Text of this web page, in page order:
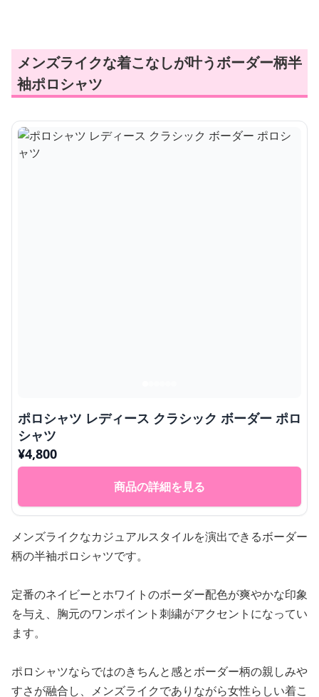
メンズライクな着こなしが叶うボーダー柄半
袖ポロシャツ
ポロシャツ レディース クラシック ボーダー ポロ
シャツ
¥4,800
商品の詳細を見る
メンズライクなカジュアルスタイルを演出できるボーダー
柄の半袖ポロシャツです。
定番のネイビーとホワイトのボーダー配色が爽やかな印象
を与え、胸元のワンポイント刺繍がアクセントになってい
ます。
ポロシャツならではのきちんと感とボーダー柄の親しみや
すさが融合し、メンズライクでありながら女性らしい着こ